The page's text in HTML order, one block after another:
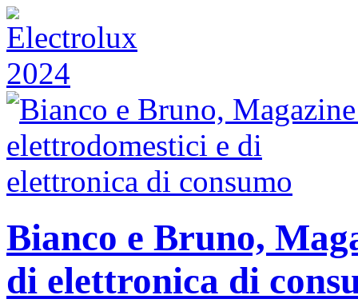
Bianco e Bruno,
di elettronica di